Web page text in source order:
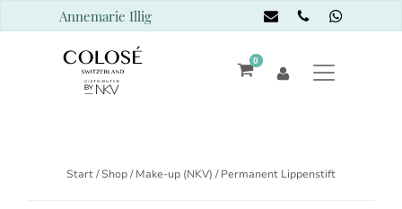
Annemarie Illig
0
Start/Shop/Make-up (NKV) / Permanent Lippenstift